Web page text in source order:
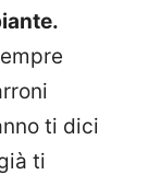
ti dici
ti